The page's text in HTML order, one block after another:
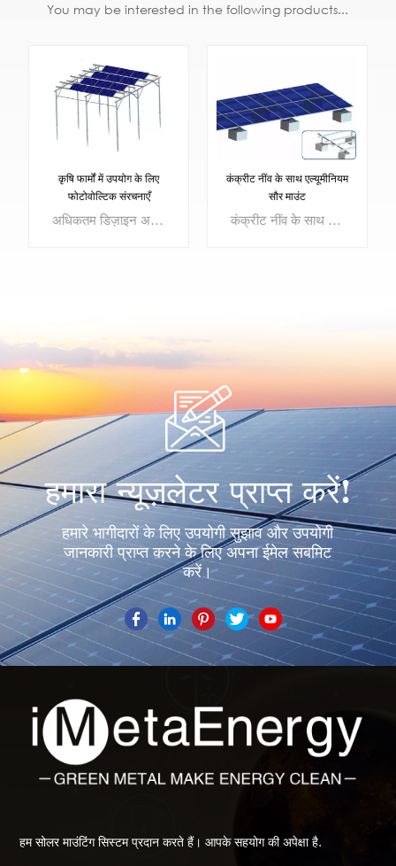
You may be interested in the following products...
कृषि फार्मों में उपयोग के लिए
फोटोवोल्टिक संरचनाएँ
अधिकतम डिज़ाइन अवधि 6 मीटर तक पहुंच सकती है, जो बड़ी कृषि मशीनरी को संचालित करना आसान है। खेत की भौगोलिक परिस्थितियों के अनुसार, व्यवस्था योजना लचीले ढंग से विभिन्न फसलों की प्रकाश संचरण स्थितियों का सामना कर सकती है, जो फसलों की सौर विकिरण मांग को पूरा कर सकती है, और यह सुनिश्चित करने के आधार पर बिजली स्टेशन के बिजली उत्पादन को प्रभावित नहीं करती है। फसलों की उपज.
और अधिक जानें
कंक्रीट नींव के साथ एल्यूमीनियम
सौर माउंट
कंक्रीट नींव के साथ एल्यूमीनियम सौर माउंट
और अधिक जानें
हमारा न्यूज़लेटर प्राप्त करें!
हमारे भागीदारों के लिए उपयोगी सुझाव और उपयोगी
जानकारी प्राप्त करने के लिए अपना ईमेल सबमिट
करें।
हम सोलर माउंटिंग सिस्टम प्रदान करते हैं। आपके सहयोग की अपेक्षा है.